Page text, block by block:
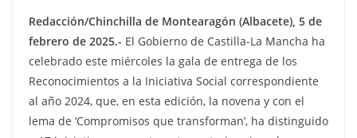
Redacción/Chinchilla de Montearagón (Albacete), 5 de
febrero de 2025.- El Gobierno de Castilla-La Mancha ha
celebrado este miércoles la gala de entrega de los
Reconocimientos a la Iniciativa Social correspondiente
al año 2024, que, en esta edición, la novena y con el
lema de ‘Compromisos que transforman’, ha distinguido